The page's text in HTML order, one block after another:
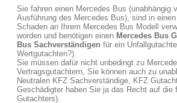
Sie fahren einen Mercedes Bus (unabhängig
Ausführung des Mercedes Bus), sind in
Schaden an Ihrem Mercedes Bus Modell
worden und benötigen einen Mercedes Bus
Bus Sachverständigen für ein
Wertgutachten?).
Sie müssen dafür nicht unbedingt zu
Vertragsgutachtern, Sie können auch zu
Neutralen KFZ Sachverständige, KFZ
Geschädigter haben Sie ja das Recht auf die
Gutachters).